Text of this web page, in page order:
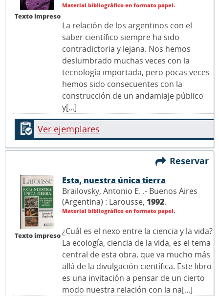
Texto impreso
Material bibliográfico en formato papel.
La relación de los argentinos con el
saber científico siempre ha sido
contradictoria y lejana. Nos hemos
deslumbrado muchas veces con la
tecnología importada, pero pocas veces
hemos sido consecuentes con la
construcción de un andamiaje público
y[...]
Ver ejemplares
Reservar
Texto impreso
Esta, nuestra única tierra
Brailovsky, Antonio E. .- Buenos Aires
(Argentina) : Larousse, 1992.
Material bibliográfico en formato papel.
¿Cuál es el nexo entre la ciencia y la vida?
La ecología, ciencia de la vida, es el tema
central de esta obra, que va mucho más
allá de la divulgación científica. Este libro
es una invitación a pensar de un cierto
modo nuestra relación con la na[...]